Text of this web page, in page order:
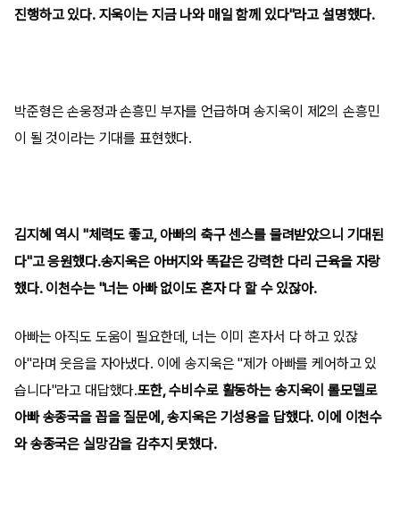
진행하고 있다. 지욱이는 지금 나와 매일 함께 있다"라고 설명했다.
박준형은 손웅정과 손흥민 부자를 언급하며 송지욱이 제2의 손흥민
이 될 것이라는 기대를 표현했다.
김지혜 역시 "체력도 좋고, 아빠의 축구 센스를 물려받았으니 기대된
다"고 응원했다.송지욱은 아버지와 똑같은 강력한 다리 근육을 자랑
했다. 이천수는 "너는 아빠 없이도 혼자 다 할 수 있잖아.
아빠는 아직도 도움이 필요한데, 너는 이미 혼자서 다 하고 있잖
아"라며 웃음을 자아냈다. 이에 송지욱은 "제가 아빠를 케어하고 있
습니다"라고 대답했다.또한, 수비수로 활동하는 송지욱이 롤모델로
아빠 송종국을 꼽을 질문에, 송지욱은 기성용을 답했다. 이에 이천수
와 송종국은 실망감을 감추지 못했다.